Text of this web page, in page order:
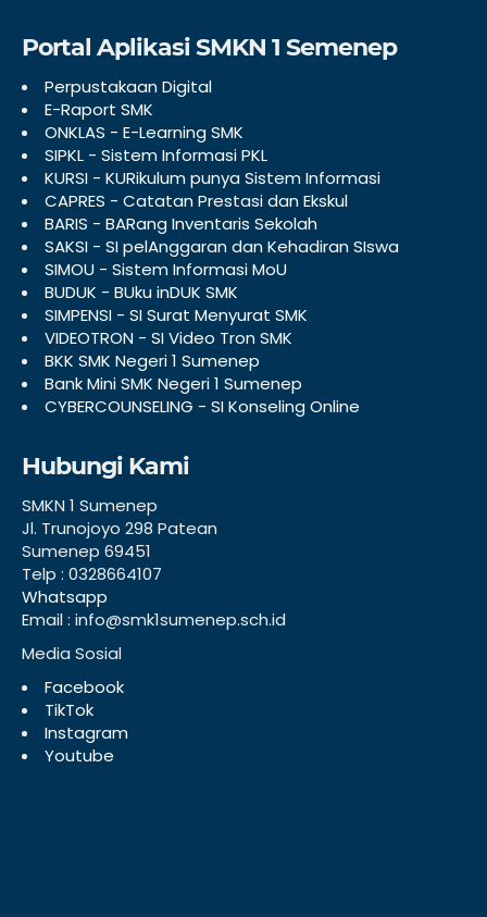
Portal Aplikasi SMKN 1 Semenep
Perpustakaan Digital
E-Raport SMK
ONKLAS - E-Learning SMK
SIPKL - Sistem Informasi PKL
KURSI - KURikulum punya Sistem Informasi
CAPRES - Catatan Prestasi dan Ekskul
BARIS - BARang Inventaris Sekolah
SAKSI - SI pelAnggaran dan Kehadiran SIswa
SIMOU - Sistem Informasi MoU
BUDUK - BUku inDUK SMK
SIMPENSI - SI Surat Menyurat SMK
VIDEOTRON - SI Video Tron SMK
BKK SMK Negeri 1 Sumenep
Bank Mini SMK Negeri 1 Sumenep
CYBERCOUNSELING - SI Konseling Online
Hubungi Kami
SMKN 1 Sumenep
Jl. Trunojoyo 298 Patean
Sumenep 69451
Telp : 0328664107
Whatsapp
Email : info@smk1sumenep.sch.id
Media Sosial
Facebook
TikTok
Instagram
Youtube